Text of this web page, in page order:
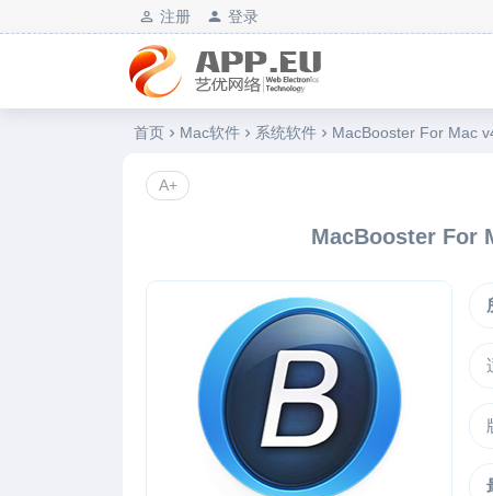
注册 登录
艺优软件乐园
首页 Mac软件 系统软件 MacBooster For Mac
MacBooster For
A+